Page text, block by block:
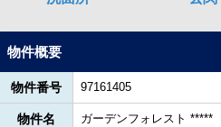
物件概要
物件番号 97161405
物件名 ガーデンフォレスト *****